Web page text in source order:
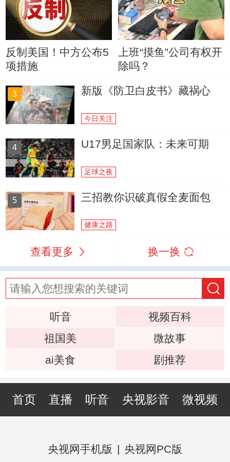
反制美国！中方公布5
项措施
上班“摸鱼”公司有权开
除吗？
3 新版《防卫白皮书》藏祸心
今日关注
4 U17男足国家队：未来可期
足球之夜
5 三招教你识破真假全麦面包
健康之路
查看更多 换一换
听音
视频百科
祖国美
微故事
ai美食
剧推荐
首页 直播 听音 央视影音 微视频
央视网手机版 | 央视网PC版